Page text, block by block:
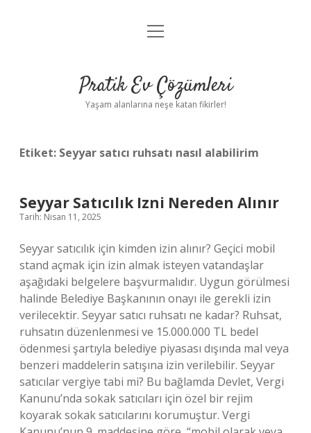
Anasayfa
Yasal Uyarı
menüyü
Pratik Ev Çözümleri
Yaşam alanlarına neşe katan fikirler!
Etiket: Seyyar satıcı ruhsatı nasıl alabilirim
Seyyar Satıcılık Izni Nereden Alınır
Tarih: Nisan 11, 2025
Seyyar satıcılık için kimden izin alınır? Geçici mobil
stand açmak için izin almak isteyen vatandaşlar
aşağıdaki belgelere başvurmalıdır. Uygun görülmesi
halinde Belediye Başkanının onayı ile gerekli izin
verilecektir. Seyyar satıcı ruhsatı ne kadar? Ruhsat,
ruhsatın düzenlenmesi ve 15.000.000 TL bedel
ödenmesi şartıyla belediye piyasası dışında mal veya
benzeri maddelerin satışına izin verilebilir. Seyyar
satıcılar vergiye tabi mi? Bu bağlamda Devlet, Vergi
Kanunu’nda sokak satıcıları için özel bir rejim
koyarak sokak satıcılarını korumuştur. Vergi